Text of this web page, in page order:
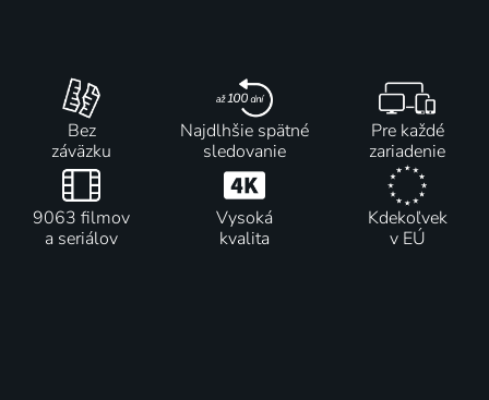
Bez
záväzku
Najdlhšie spätné
sledovanie
Pre každé
zariadenie
9063 filmov
a seriálov
Vysoká
kvalita
Kdekoľvek
v EÚ